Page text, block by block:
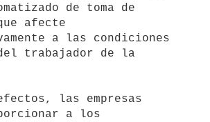
de toma de
afecte
a las condiciones
trabajador de la
a los